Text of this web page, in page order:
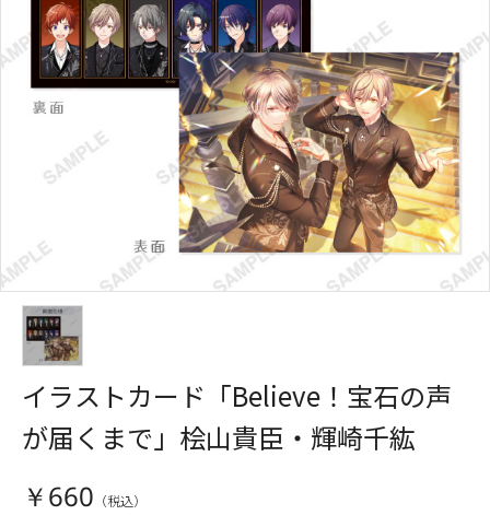
イラストカード「Believe！宝石の声
が届くまで」桧山貴臣・輝崎千紘
￥660